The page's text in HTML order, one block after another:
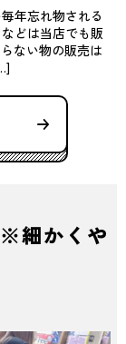
年忘れ物される
どは当店でも販
ない物の販売は
細かくや